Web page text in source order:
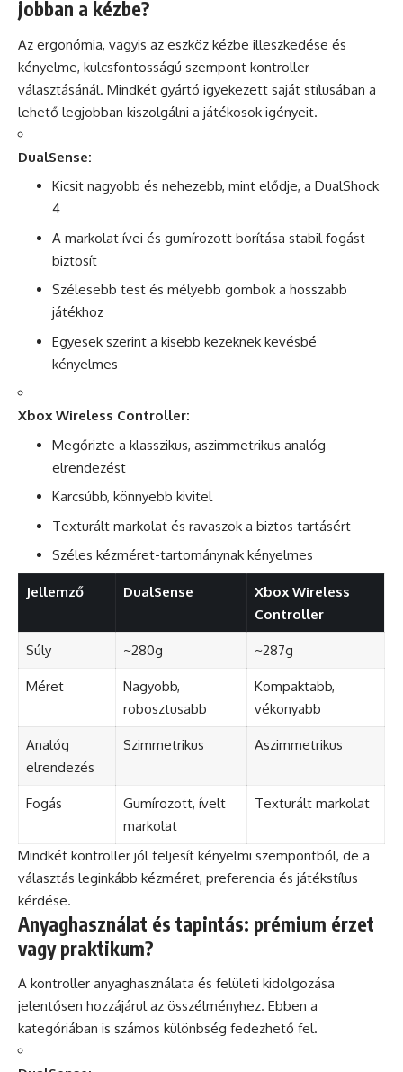
jobban a kézbe?
Az ergonómia, vagyis az eszköz kézbe illeszkedése és
kényelme, kulcsfontosságú szempont kontroller
választásánál. Mindkét gyártó igyekezett saját stílusában a
lehető legjobban kiszolgálni a játékosok igényeit.
DualSense:
Kicsit nagyobb és nehezebb, mint elődje, a DualShock
4
A markolat ívei és gumírozott borítása stabil fogást
biztosít
Szélesebb test és mélyebb gombok a hosszabb
játékhoz
Egyesek szerint a kisebb kezeknek kevésbé
kényelmes
Xbox Wireless Controller:
Megőrizte a klasszikus, aszimmetrikus analóg
elrendezést
Karcsúbb, könnyebb kivitel
Texturált markolat és ravaszok a biztos tartásért
Széles kézméret-tartománynak kényelmes
Jellemző DualSense
Xbox Wireless
Controller
Súly ~280g ~287g
Méret
Nagyobb,
robosztusabb
Kompaktabb,
vékonyabb
Analóg
elrendezés
Szimmetrikus Aszimmetrikus
Fogás
Gumírozott, ívelt
markolat
Texturált markolat
Mindkét kontroller jól teljesít kényelmi szempontból, de a
választás leginkább kézméret, preferencia és játékstílus
kérdése.
Anyaghasználat és tapintás: prémium érzet
vagy praktikum?
A kontroller anyaghasználata és felületi kidolgozása
jelentősen hozzájárul az összélményhez. Ebben a
kategóriában is számos különbség fedezhető fel.